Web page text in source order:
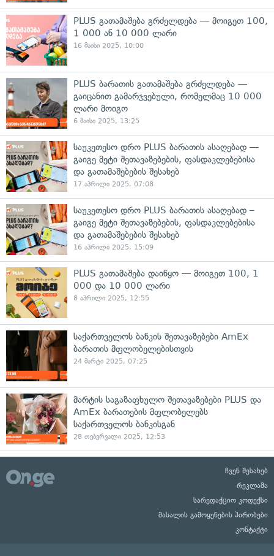
PLUS გათამაშება გრძელდება — მოიგეთ 100,
1 000 ან 10 000 ლარი
16 მაისი 2025, 10:00
PLUS ბარათის გათამაშება გრძელდება —
გაიცანით გამარჯვებული, რომელმაც 10 000
ლარი მოიგო
6 მაისი 2025, 13:25
საუკეთესო დრო PLUS ბარათის ასაღებად —
გაიგე მეტი შეთავაზებების, ფასდაკლებებისა
და გათამაშებების შესახებ
17 აპრილი 2025, 07:08
საუკეთესო დრო PLUS ბარათის ასაღებად –
გაიგე მეტი შეთავაზებების, ფასდაკლებებისა
და გათამაშებების შესახებ
16 აპრილი 2025, 15:09
PLUS გათამაშება დაიწყო — მოიგეთ 100, 1
000 და 10 000 ლარი
8 აპრილი 2025, 12:55
საქართველოს ბანკის შეთავაზებები AmEx
ბარათის მფლობელებისთვის
24 მარტი 2025, 07:25
მარტის საგაზაფხულო შეთავაზებები PLUS და
AmEx ბარათების მფლობელებს
საქართველოს ბანკისგან
28 თებერვალი 2025, 12:53
ჩვენ შესახებ
რეკლამა
სარედაქციო კოდექსი
მასალის გამოყენების პირობები
კონტაქტი